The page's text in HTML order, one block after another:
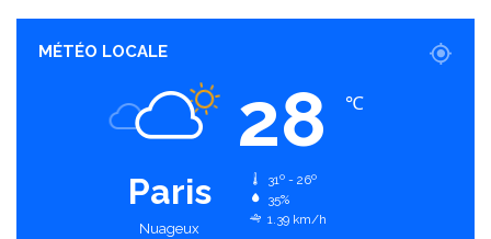
MÉTÉO LOCALE
Paris
Nuageux
28 ℃
31º - 26º
35%
1.39 km/h